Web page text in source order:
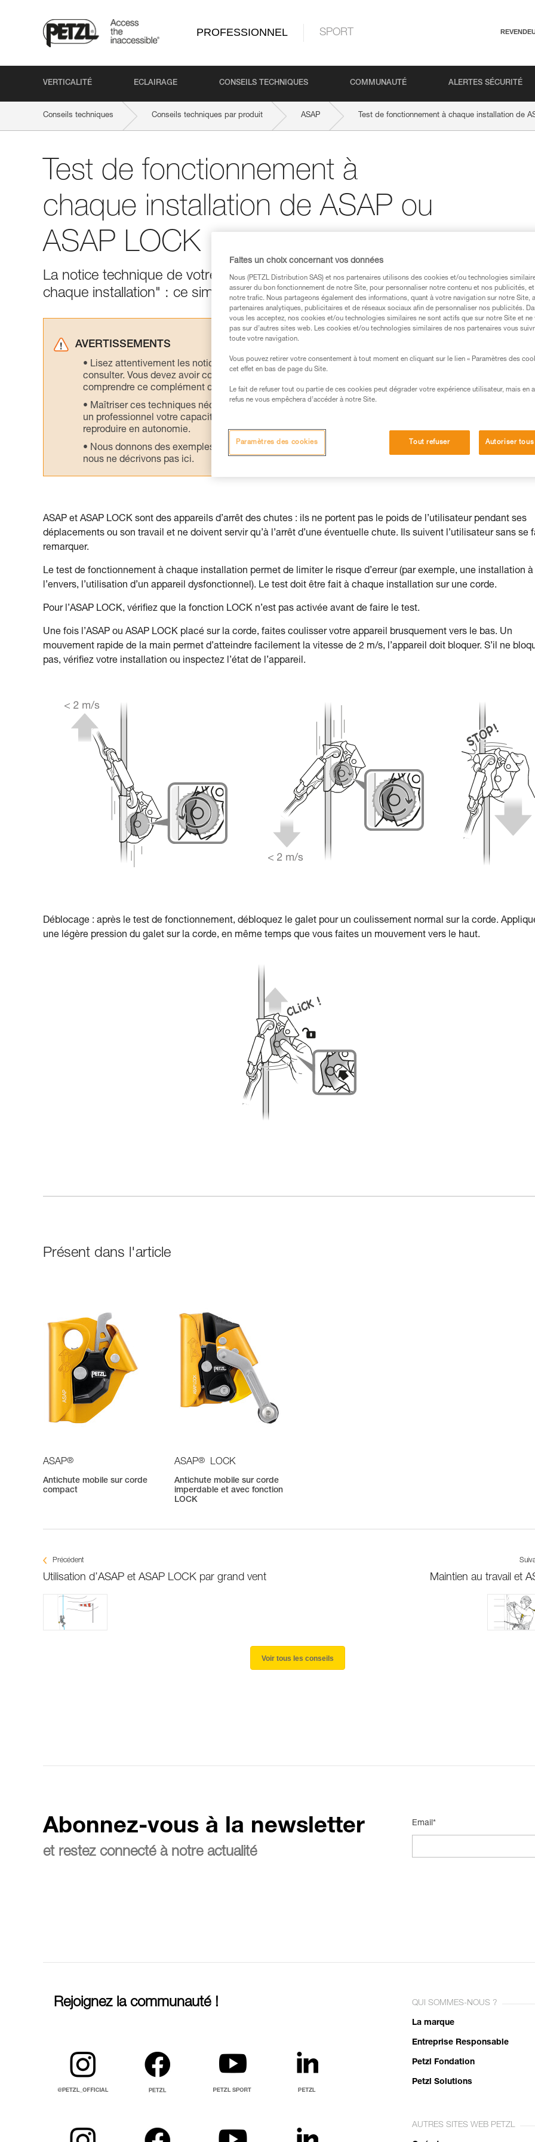
PROFESSIONNEL SPORT
VERTICALITÉ ECLAIRAGE CONSEILS TECHNIQUES COMMUNAUTÉ ALERTES SÉCURITÉ
Conseils techniques Conseils techniques par produit ASAP Test de fonctionnement à chaque installation de
Test de fonctionnement à
chaque installation de ASAP ou
ASAP LOCK
La notice technique de votre ASAP précise "Effectuez un test de
chaque installation" : ce simple test permet d’éviter les erreurs les plus
AVERTISSEMENTS
Lisez attentivement les notices techniques des produits utilisés dans ce conseil avant de le
consulter. Vous devez avoir compris les informations de la notice technique pour pouvoir
comprendre ce complément d’informations.
Maîtriser ces techniques nécessite une formation et un entraînement spécifique. Validez avec
un professionnel votre capacité à refaire la manipulation, seul, en toute sécurité, avant de la
reproduire en autonomie.
Nous donnons des exemples de techniques liées à votre activité. Il peut en exister d’autres que
nous ne décrivons pas ici.
ASAP et ASAP LOCK sont des appareils d’arrêt des chutes : ils ne portent pas le poids de l’utilisateur pendant ses
déplacements ou son travail et ne doivent servir qu’à l’arrêt d’une éventuelle chute. Ils suivent l’utilisateur sans se
remarquer.
Le test de fonctionnement à chaque installation permet de limiter le risque d’erreur (par exemple, une installation à
l’envers, l’utilisation d’un appareil dysfonctionnel). Le test doit être fait à chaque installation sur une corde.
Pour l’ASAP LOCK, vérifiez que la fonction LOCK n’est pas activée avant de faire le test.
Une fois l’ASAP ou ASAP LOCK placé sur la corde, faites coulisser votre appareil brusquement vers le bas. Un
mouvement rapide de la main permet d’atteindre facilement la vitesse de 2 m/s, l’appareil doit bloquer. S’il ne
pas, vérifiez votre installation ou inspectez l’état de l’appareil.
Déblocage : après le test de fonctionnement, débloquez le galet pour un coulissement normal sur la corde.
une légère pression du galet sur la corde, en même temps que vous faites un mouvement vers le haut.
Présent dans l'article
ASAP®
Antichute mobile sur corde
compact
ASAP® LOCK
Antichute mobile sur corde
imperdable et avec fonction
LOCK
Précédent
Utilisation d’ASAP et ASAP LOCK par grand vent Maintien au travail et
Voir tous les conseils
Abonnez-vous à la newsletter
et restez connecté à notre actualité
Email*
Rejoignez la communauté ! QUI SOMMES-NOUS ?
La marque
Entreprise Responsable
Petzl Fondation
Petzl Solutions
AUTRES SITES WEB PETZL
Faites un choix concernant vos données
Nous (PETZL Distribution SAS) et nos partenaires utilisons des cookies et/ou technologies
assurer du bon fonctionnement de notre Site, pour personnaliser notre contenu et nos publicités,
notre trafic. Nous partageons également des informations, quant à votre navigation sur notre Site,
partenaires analytiques, publicitaires et de réseaux sociaux afin de personnaliser nos publicités.
vous les acceptez, nos cookies et/ou technologies similaires ne sont actifs que sur notre Site et ne
pas sur d’autres sites web. Les cookies et/ou technologies similaires de nos partenaires vous
toute votre navigation.
Vous pouvez retirer votre consentement à tout moment en cliquant sur le lien « Paramètres des
cet effet en bas de page du Site.
Le fait de refuser tout ou partie de ces cookies peut dégrader votre expérience utilisateur, mais en
refus ne vous empêchera d’accéder à notre Site.
Tout refuser Autoriser
Paramètres des cookies